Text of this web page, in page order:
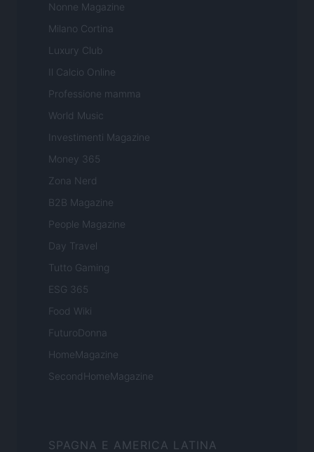
Nonne Magazine
Milano Cortina
Luxury Club
Il Calcio Online
Professione mamma
World Music
Investimenti Magazine
Money 365
Zona Nerd
B2B Magazine
People Magazine
Day Travel
Tutto Gaming
ESG 365
Food Wiki
FuturoDonna
HomeMagazine
SecondHomeMagazine
SPAGNA E AMERICA LATINA